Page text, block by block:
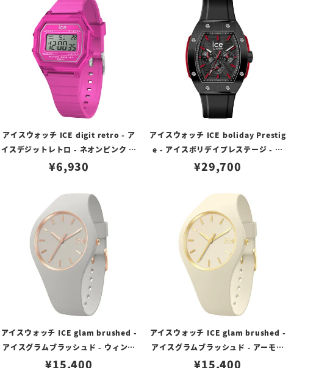
アイスウォッチ ICE digit retro - ア
イスデジットレトロ - ネオンピンク ク
リア（スモール）
¥6,930
アイスウォッチ ICE boliday Prestig
e - アイスボリデイプレステージ - ブ
ラックレッド（ラージ）
¥29,700
アイスウォッチ ICE glam brushed -
アイスグラムブラッシュド - ウィンド
（スモール）
¥15,400
アイスウォッチ ICE glam brushed -
アイスグラムブラッシュド - アーモン
ドスキン （スモール）
¥15,400